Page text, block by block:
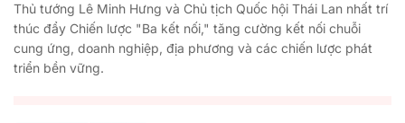
Thủ tướng Lê Minh Hưng và Chủ tịch Quốc hội Thái Lan nhất trí
thúc đẩy Chiến lược "Ba kết nối," tăng cường kết nối chuỗi
cung ứng, doanh nghiệp, địa phương và các chiến lược phát
triển bền vững.